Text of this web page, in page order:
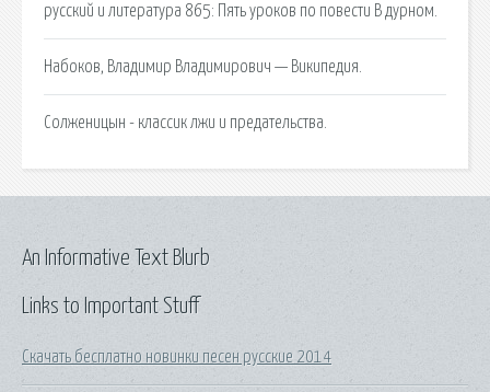
русский и литература 865: Пять уроков по повести В дурном.
Набоков, Владимир Владимирович — Википедия.
Солженицын - классик лжи и предательства.
Links to Important Stuff
Скачать бесплатно новинки песен русские 2014
An Informative Text Blurb